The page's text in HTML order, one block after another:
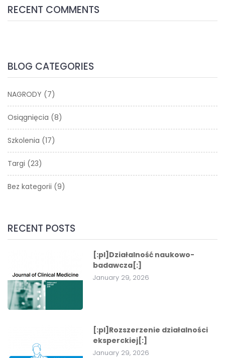
RECENT COMMENTS
BLOG CATEGORIES
NAGRODY (7)
Osiągnięcia (8)
Szkolenia (17)
Targi (23)
Bez kategorii (9)
RECENT POSTS
[:pl]Działalność naukowo-
badawcza[:]
January 29, 2026
[:pl]Rozszerzenie działalności
eksperckiej[:]
January 29, 2026